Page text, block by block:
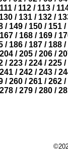
111/ 112/ 113/
130 / 131 / 132 /
/ 149 / 150 / 151 /
167/ 168/ 169/
/ 186 / 187 / 188 /
204 / 205 / 206 /
/ 223 / 224 / 225 /
241/ 242/ 243/
/ 260 / 261 / 262 /
278/ 279/ 280/